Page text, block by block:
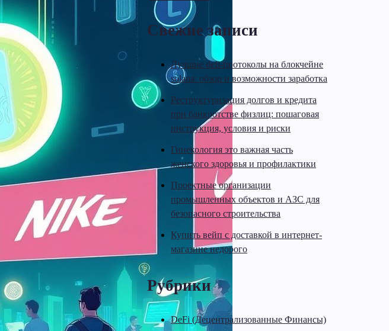
Свежие записи
Лучшие defi-протоколы на блокчейне
solana: обзор и возможности заработка
Реструктуризация долгов и кредита
при банкротстве физлиц: пошаговая
инструкция, условия и риски
Гинекология это важная часть
женского здоровья и профилактики
Проектные организации
промышленных объектов и АЗС для
безопасного строительства
Купить вейп с доставкой в интернет-
магазине недорого
Рубрики
DeFi (Децентрализованные Финансы)